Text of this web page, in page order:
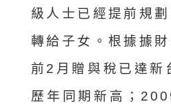
級人士已經提前規
轉給子女。根據據
前2月贈與稅已達新
歷年同期新高；